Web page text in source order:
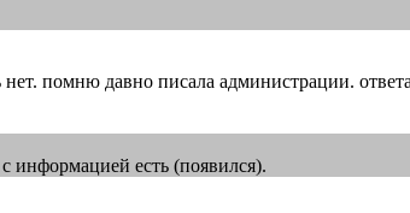
помню давно писала администрации.
информацией есть (появился).